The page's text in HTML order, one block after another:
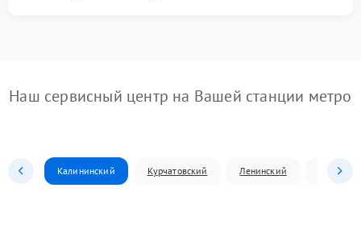
Наш сервисный центр на Вашей станции метро
Калининский Курчатовский Ленинский